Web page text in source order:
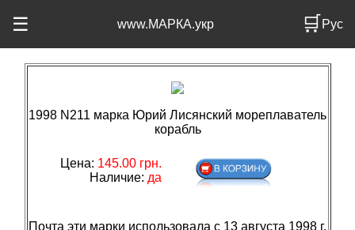
☰ www.МАРКА.укр 🛒Рус
1998 N211 марка Юрий Лисянский мореплаватель
корабль
Цена: 145.00 грн.
Наличие: да
Почта эти марки использовала с 13 августа 1998 г.